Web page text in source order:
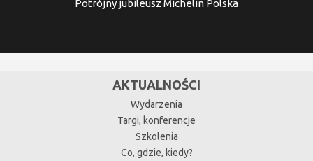
Potrójny jubileusz Michelin Polska
AKTUALNOŚCI
Wydarzenia
Targi, konferencje
Szkolenia
Co, gdzie, kiedy?